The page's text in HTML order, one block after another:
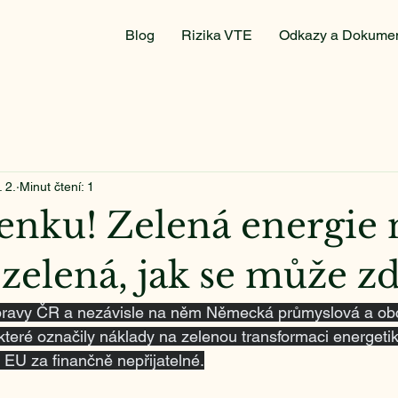
Blog Rizika VTE Odkazy a
Zelená energie
jak se může
2. Minut čtení: 1
ČR a nezávisle na něm Německá průmyslová a
označily náklady na zelenou transformaci
za finančně nepřijatelné.